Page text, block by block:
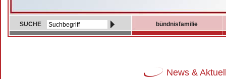
SUCHE bündnisfamilie
News &